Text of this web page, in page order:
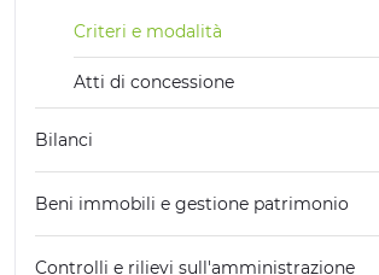
Criteri e modalità
Atti di concessione
Bilanci
Beni immobili e gestione patrimonio
Controlli e rilievi sull'amministrazione